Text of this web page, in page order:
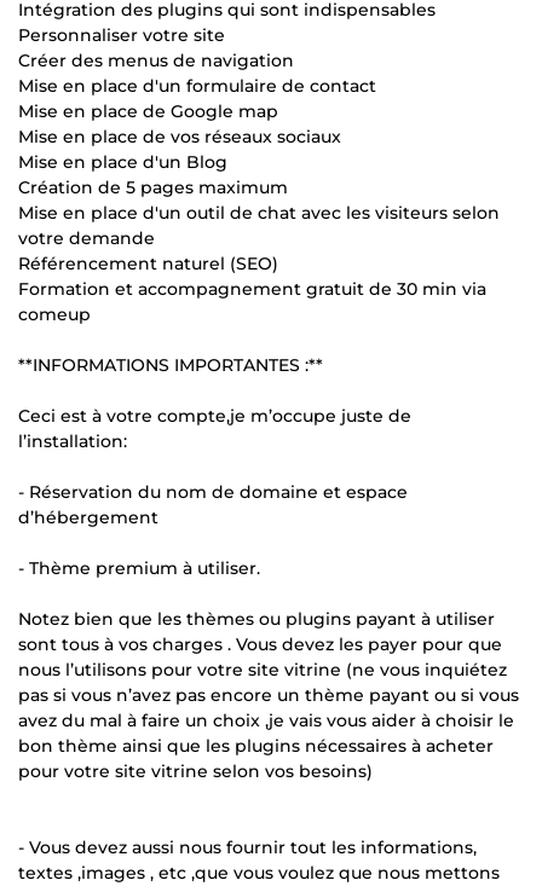
Intégration des plugins qui sont indispensables
Personnaliser votre site
Créer des menus de navigation
Mise en place d'un formulaire de contact
Mise en place de Google map
Mise en place de vos réseaux sociaux
Mise en place d'un Blog
Création de 5 pages maximum
Mise en place d'un outil de chat avec les visiteurs selon
votre demande
Référencement naturel (SEO)
Formation et accompagnement gratuit de 30 min via
comeup
**INFORMATIONS IMPORTANTES :**
Ceci est à votre compte,je m’occupe juste de
l’installation:
- Réservation du nom de domaine et espace
d’hébergement
- Thème premium à utiliser.
Notez bien que les thèmes ou plugins payant à utiliser
sont tous à vos charges . Vous devez les payer pour que
nous l’utilisons pour votre site vitrine (ne vous inquiétez
pas si vous n’avez pas encore un thème payant ou si vous
avez du mal à faire un choix ,je vais vous aider à choisir le
bon thème ainsi que les plugins nécessaires à acheter
pour votre site vitrine selon vos besoins)
- Vous devez aussi nous fournir tout les informations,
textes ,images , etc ,que vous voulez que nous mettons